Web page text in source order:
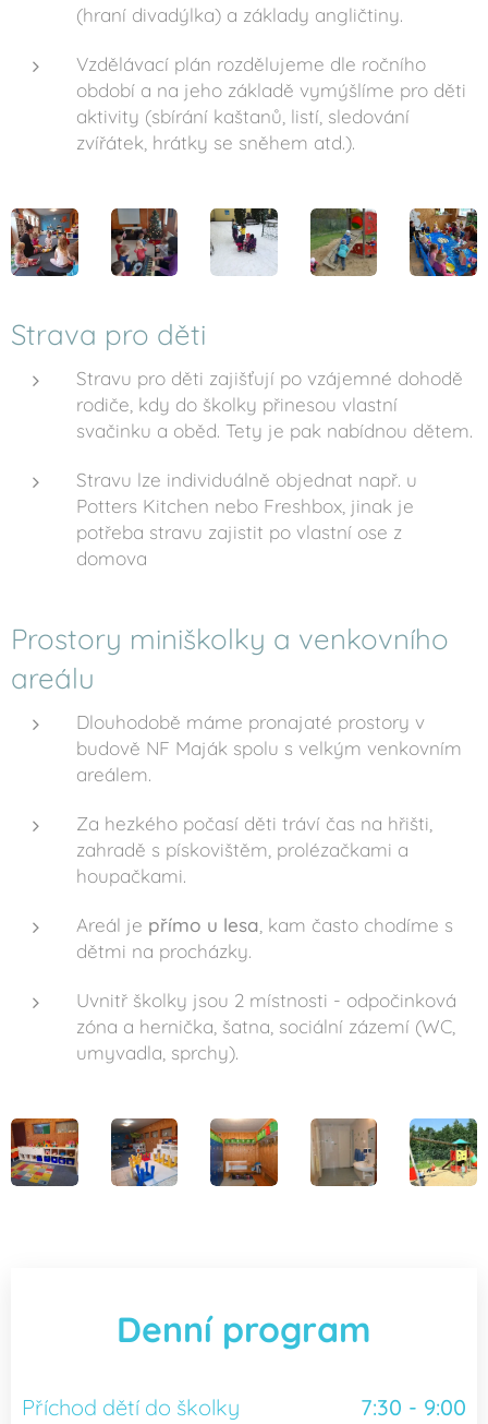
(hraní divadýlka) a základy angličtiny.
Vzdělávací plán rozdělujeme dle ročního
období a na jeho základě vymýšlíme pro děti
aktivity (sbírání kaštanů, listí, sledování
zvířátek, hrátky se sněhem atd.).
Strava pro děti
Stravu pro děti zajišťují po vzájemné dohodě
rodiče, kdy do školky přinesou vlastní
svačinku a oběd. Tety je pak nabídnou dětem.
Stravu lze individuálně objednat např. u
Potters Kitchen nebo Freshbox, jinak je
potřeba stravu zajistit po vlastní ose z
domova
Prostory miniškolky a venkovního
areálu
Dlouhodobě máme pronajaté prostory v
budově NF Maják spolu s velkým venkovním
areálem.
Za hezkého počasí děti tráví čas na hřišti,
zahradě s pískovištěm, prolézačkami a
houpačkami.
Areál je přímo u lesa , kam často chodíme s
dětmi na procházky.
Uvnitř školky jsou 2 místnosti - odpočinková
zóna a hernička, šatna, sociální zázemí (WC,
umyvadla, sprchy).
Denní program
Příchod dětí do školky
7:30 - 9:00